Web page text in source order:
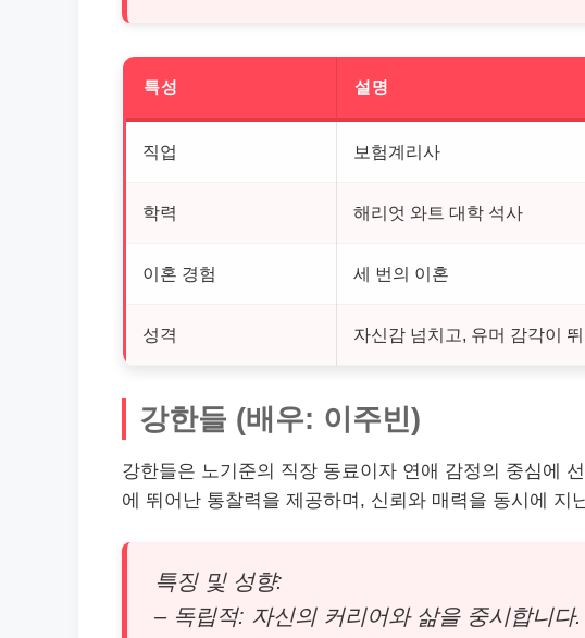
특성 설명
직업 보험계리사
학력 해리엇 와트 대학 석사
이혼 경험 세 번의 이혼
성격 자신감 넘치고, 유머 감각이
강한들 (배우: 이주빈)
강한들은 노기준의 직장 동료이자 연애 감정의 중심에
에 뛰어난 통찰력을 제공하며, 신뢰와 매력을 동시에 지
특징 및 성향:
– 독립적: 자신의 커리어와 삶을 중시합니다.